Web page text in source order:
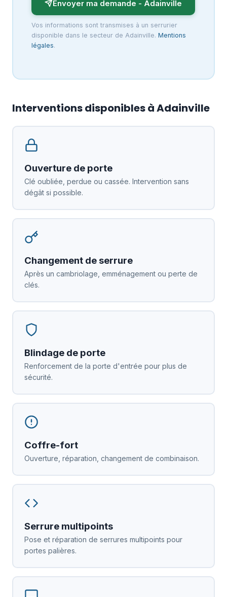
Envoyer ma demande - Adainville
Vos informations sont transmises à un serrurier
disponible dans le secteur de Adainville. Mentions
légales.
Interventions disponibles à Adainville
Ouverture de porte
Clé oubliée, perdue ou cassée. Intervention sans
dégât si possible.
Changement de serrure
Après un cambriolage, emménagement ou perte de
clés.
Blindage de porte
Renforcement de la porte d'entrée pour plus de
sécurité.
Coffre-fort
Ouverture, réparation, changement de combinaison.
Serrure multipoints
Pose et réparation de serrures multipoints pour
portes palières.